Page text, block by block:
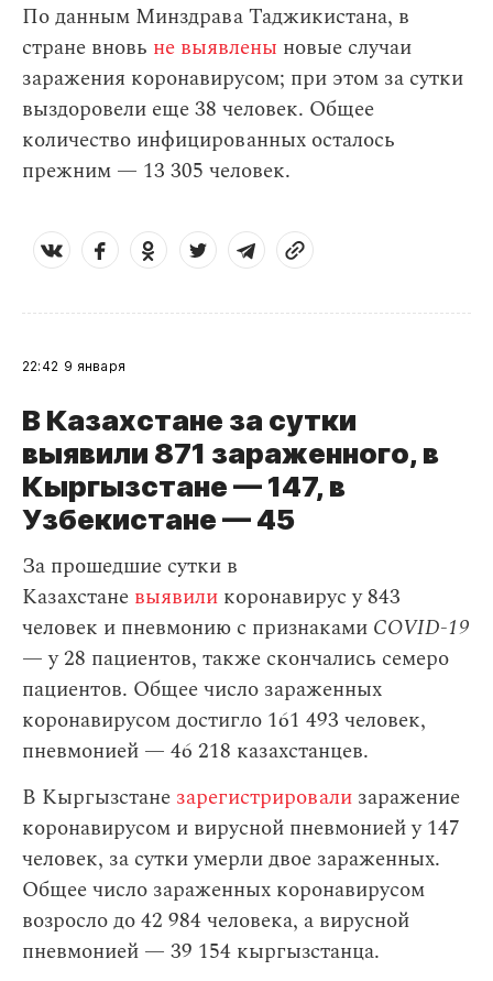
По данным Минздрава Таджикистана, в
стране вновь не выявлены новые случаи
заражения коронавирусом; при этом за сутки
выздоровели еще 38 человек. Общее
количество инфицированных осталось
прежним — 13 305 человек.
22:42 9 января
В Казахстане за сутки
выявили 871 зараженного, в
Кыргызстане — 147, в
Узбекистане — 45
За прошедшие сутки в
Казахстане выявили коронавирус у 843
человек и пневмонию с признаками COVID-19
— у 28 пациентов, также скончались семеро
пациентов. Общее число зараженных
коронавирусом достигло 161 493 человек,
пневмонией — 46 218 казахстанцев.
В Кыргызстане зарегистрировали заражение
коронавирусом и вирусной пневмонией у 147
человек, за сутки умерли двое зараженных.
Общее число зараженных коронавирусом
возросло до 42 984 человека, а вирусной
пневмонией — 39 154 кыргызстанца.